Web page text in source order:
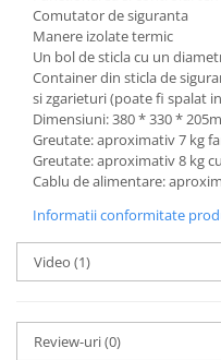
Comutator de siguranta
Manere izolate termic
Un bol de sticla cu un
Container din sticla de
si zgarieturi (poate fi spalat
Dimensiuni: 380 * 330 *
Greutate: aproximativ 7 kg
Greutate: aproximativ 8 kg
Cablu de alimentare:
Informatii conformitate
Video (1)
Review-uri(0)